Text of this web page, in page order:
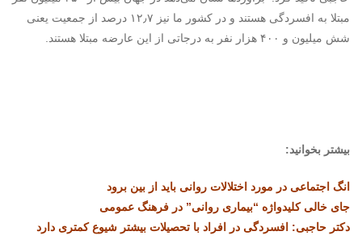
مبتلا به افسردگی هستند و در کشور ما نیز ۱۲٫۷ درصد از جمعیت یعنی
شش میلیون و ۴۰۰ هزار نفر به درجاتی از این عارضه مبتلا هستند.
بیشتر بخوانید:
انگ اجتماعی در مورد اختلالات روانی باید از بین برود
جای خالی کلیدواژه “بیماری روانی” در فرهنگ عمومی
دکتر حاجبی: افسردگی در افراد با تحصیلات بیشتر شیوع کمتری دارد